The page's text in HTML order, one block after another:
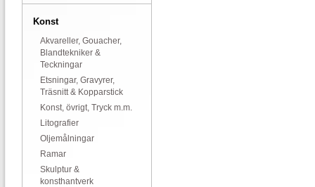
Konst
Akvareller, Gouacher,
Blandtekniker &
Teckningar
Etsningar, Gravyrer,
Träsnitt & Kopparstick
Konst, övrigt, Tryck m.m.
Litografier
Oljemålningar
Ramar
Skulptur &
konsthantverk